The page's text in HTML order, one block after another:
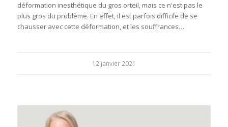
déformation inesthétique du gros orteil, mais ce n'est pas le
plus gros du problème. En effet, il est parfois difficile de se
chausser avec cette déformation, et les souffrances…
12 janvier 2021